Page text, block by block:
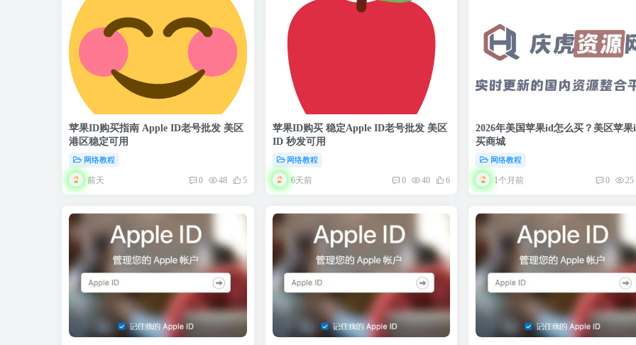
苹果ID购买指南 Apple ID老号批发 美区
港区稳定可用
网络教程
前天 0 48 5
苹果ID购买 稳定Apple ID老号批发 美区
ID 秒发可用
网络教程
6天前 0 40 6
2026年美国苹果id怎么买？美区苹
买商城
网络教程
1个月前 0 25